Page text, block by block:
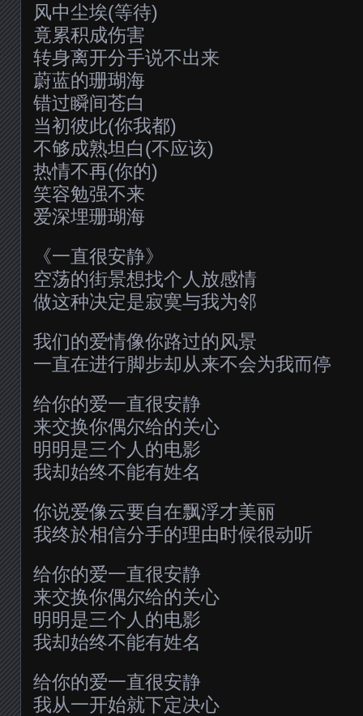
风中尘埃(等待)
竟累积成伤害
转身离开分手说不出来
蔚蓝的珊瑚海
错过瞬间苍白
当初彼此(你我都)
不够成熟坦白(不应该)
热情不再(你的)
笑容勉强不来
爱深埋珊瑚海
《一直很安静》
空荡的街景想找个人放感情
做这种决定是寂寞与我为邻
我们的爱情像你路过的风景
一直在进行脚步却从来不会为我而停
给你的爱一直很安静
来交换你偶尔给的关心
明明是三个人的电影
我却始终不能有姓名
你说爱像云要自在飘浮才美丽
我终於相信分手的理由时候很动听
给你的爱一直很安静
来交换你偶尔给的关心
明明是三个人的电影
我却始终不能有姓名
给你的爱一直很安静
我从一开始就下定决心